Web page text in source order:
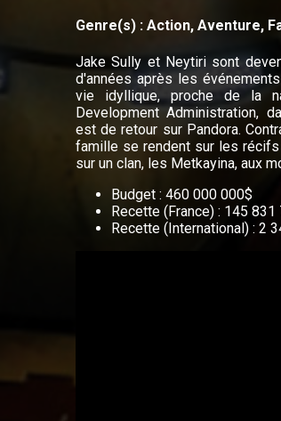
Genre(s) : Action, Aventure,
Jake Sully et Neytiri sont
d'années après les
vie idyllique, proche de la
Development Administration,
est de retour sur Pandora.
famille se rendent sur les
sur un clan, les Metkayina, aux
Budget : 460 000 000$
Recette (France) : 145 831
Recette (International) : 2